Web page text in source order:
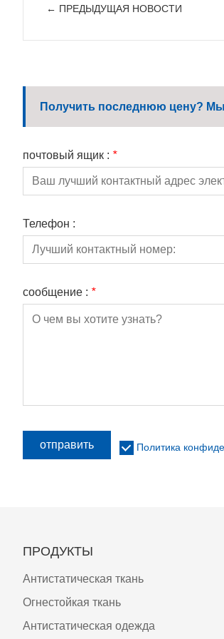
← ПРЕДЫДУЩАЯ HОВОСТИ
Получить последнюю цену? Мы
почтовый ящик : *
Телефон :
сообщение : *
отправить Политика
ПРОДУКТЫ
Антистатическая ткань
Огнестойкая ткань
Антистатическая одежда